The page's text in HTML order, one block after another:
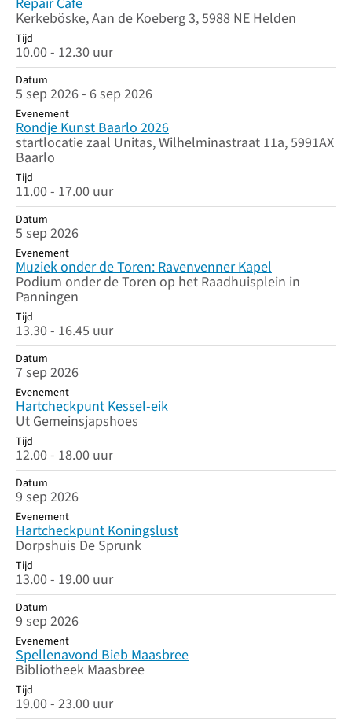
Kerkeböske, Aan de Koeberg 3, 5988 NE Helden
Tijd
10.00 - 12.30 uur
Datum
5 sep 2026 - 6 sep 2026
Evenement
Rondje Kunst Baarlo 2026
startlocatie zaal Unitas, Wilhelminastraat 11a, 5991AX
Baarlo
Tijd
11.00 - 17.00 uur
Datum
5 sep 2026
Evenement
Muziek onder de Toren: Ravenvenner Kapel
Podium onder de Toren op het Raadhuisplein in
Panningen
Tijd
13.30 - 16.45 uur
Datum
7 sep 2026
Evenement
Hartcheckpunt Kessel-eik
Ut Gemeinsjapshoes
Tijd
12.00 - 18.00 uur
Datum
9 sep 2026
Evenement
Hartcheckpunt Koningslust
Dorpshuis De Sprunk
Tijd
13.00 - 19.00 uur
Datum
9 sep 2026
Evenement
Spellenavond Bieb Maasbree
Bibliotheek Maasbree
Tijd
19.00 - 23.00 uur